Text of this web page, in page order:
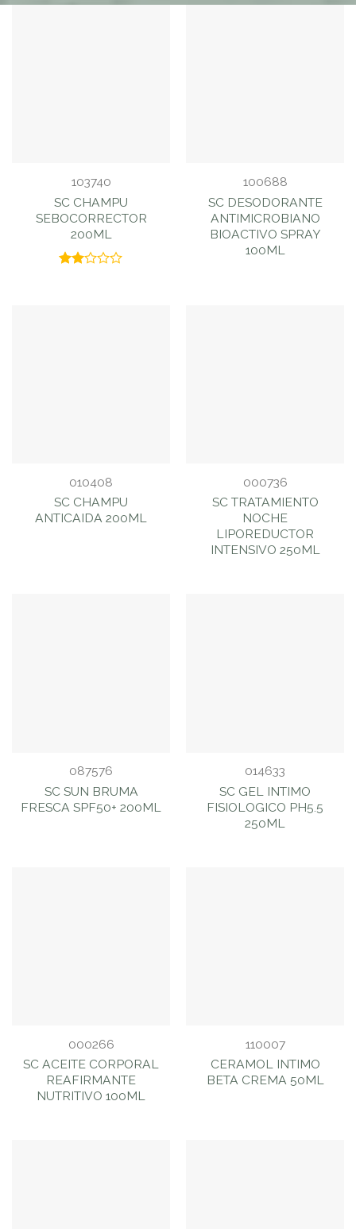
103740
SC CHAMPU
SEBOCORRECTOR
200ML
100688
SC DESODORANTE
ANTIMICROBIANO
BIOACTIVO SPRAY
100ML
010408
SC CHAMPU
ANTICAIDA 200ML
000736
SC TRATAMIENTO
NOCHE
LIPOREDUCTOR
INTENSIVO 250ML
087576
SC SUN BRUMA
FRESCA SPF50+ 200ML
014633
SC GEL INTIMO
FISIOLOGICO PH5.5
250ML
000266
SC ACEITE CORPORAL
REAFIRMANTE
NUTRITIVO 100ML
110007
CERAMOL INTIMO
BETA CREMA 50ML